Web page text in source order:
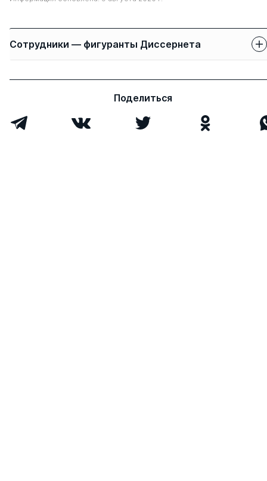
Сотрудники — фигуранты Диссернета
Имя Степень
свои
Горохова Наталья
Витальевна
Поделиться